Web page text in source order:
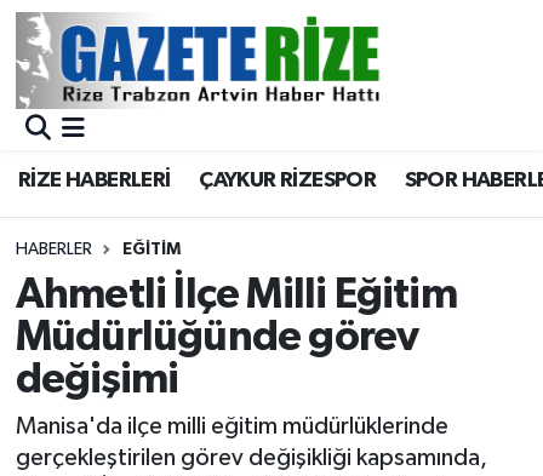
RİZE HABERLERİ ÇAYKUR RİZESPOR SPOR
HABERLER EĞİTİM
Ahmetli İlçe Milli Eğitim
Müdürlüğünde görev
değişimi
Manisa'da ilçe milli eğitim müdürlüklerinde
gerçekleştirilen görev değişikliği kapsamında,
BÖLGEMİZ
Asayiş
Rize Jandarma Komutanlığı
Bilim Teknoloji
Bölge
Advertising news
Merkez Nöbetçi Eczaneler
Merkez Trafik Yoğunluk Haritası
Süper Lig Puan Durumu ve Fikstür
Tüm Manşetler
Son Dakika Haberleri
Haber Arşivi